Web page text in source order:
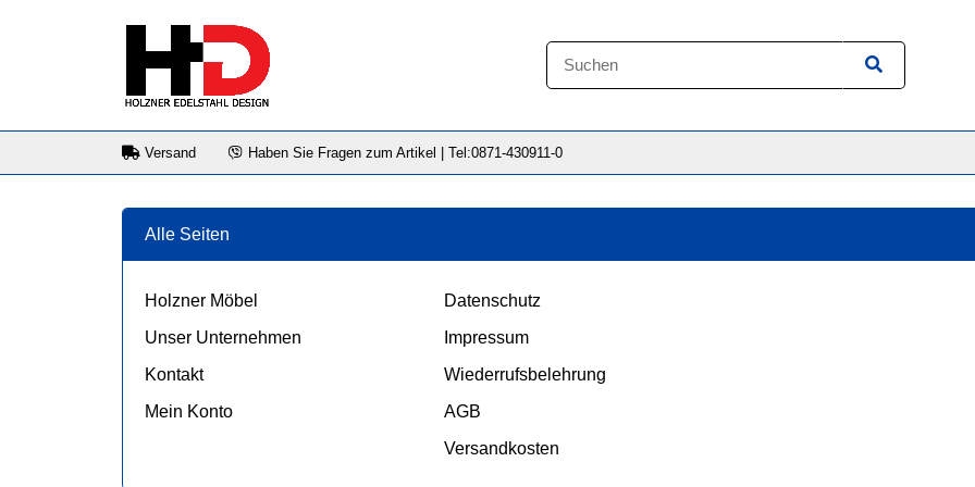
Versand Haben Sie Fragen zum Artikel | Tel:0871-430911-0
Alle Seiten
Holzner Möbel
Unser Unternehmen
Kontakt
Mein Konto
Datenschutz
Impressum
Wiederrufsbelehrung
AGB
Versandkosten